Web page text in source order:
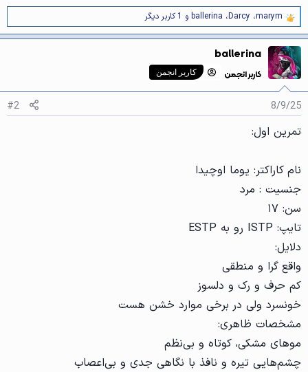
و
ا
ک
ن
ش‌
ه
ی
س
ه
ا
]
:
marym، Darcy، ballerina و 1 کاربر دیگر
ballerina
کاربر انجمن کاربر انجمن
8/9/25
#2
تمرین اول:
نام کاراکتر: یوما اوچیدا
جنسیت : مرد
سن: ۱۷
تایپ: ISTP رو به ESTP
دلایل:
واقع گرا و منطقی
کم حرف و رک و دلسوز
خونسرد ولی در برخی موارد خشن هست
مشخصات ظاهری:
موهای مشکی، کوتاه و بی‌نظم
چشم‌هایی تیره و نافذ با نگاهی جدی و بی‌اعصاب